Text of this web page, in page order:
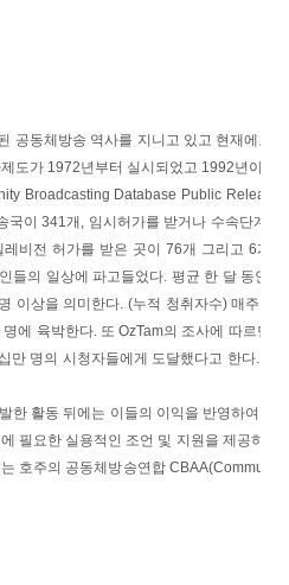
공동체방송 역사를 지니고 있고 현재에도
도가 1972년부터 실시되었고 1992년이
Broadcasting Database Public Release
국이 341개, 임시허가를 받거나 수속단계
비전 허가를 받은 곳이 76개 그리고 6개
들의 일상에 파고들었다. 평균 한 달 동안
이상을 의미한다. (누적 청취자수) 매주 공
에 육박한다. 또 OzTam의 조사에 따르면
만 명의 시청자들에게 도달했다고 한다. (
한 활동 뒤에는 이들의 이익을 반영하여 정
필요한 실용적인 조언 및 지원을 제공하는
호주의 공동체방송연합